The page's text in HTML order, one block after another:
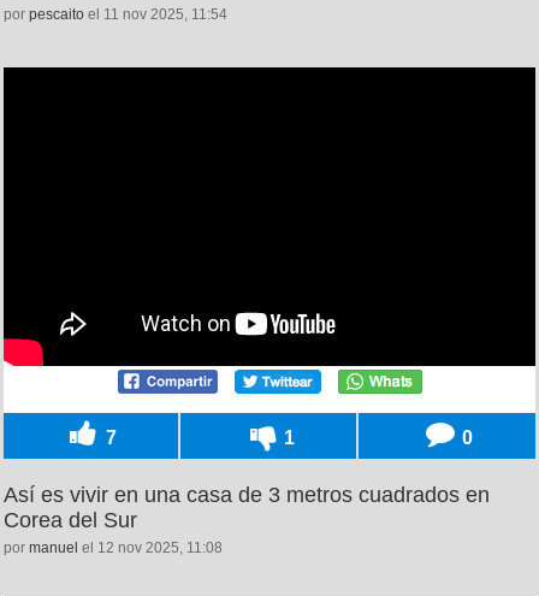
por pescaito el 11 nov 2025, 11:54
7 1 0
Así es vivir en una casa de 3 metros cuadrados en
Corea del Sur
por manuel el 12 nov 2025, 11:08